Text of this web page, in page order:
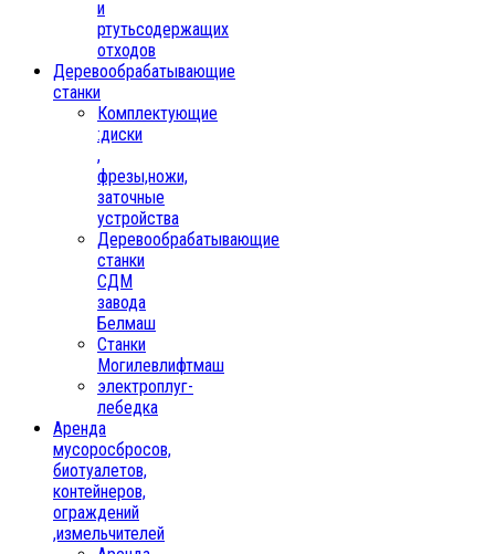
и
ртутьсодержащих
отходов
Деревообрабатывающие
станки
Комплектующие
:диски
,
фрезы,ножи,
заточные
устройства
Деревообрабатывающие
станки
СДМ
завода
Белмаш
Станки
Могилевлифтмаш
электроплуг-
лебедка
Аренда
мусоросбросов,
биотуалетов,
контейнеров,
ограждений
,измельчителей